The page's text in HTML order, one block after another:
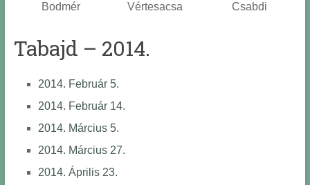
Bodmér Vértesacsa Csabdi
Tabajd – 2014.
2014. Február 5.
2014. Február 14.
2014. Március 5.
2014. Március 27.
2014. Április 23.